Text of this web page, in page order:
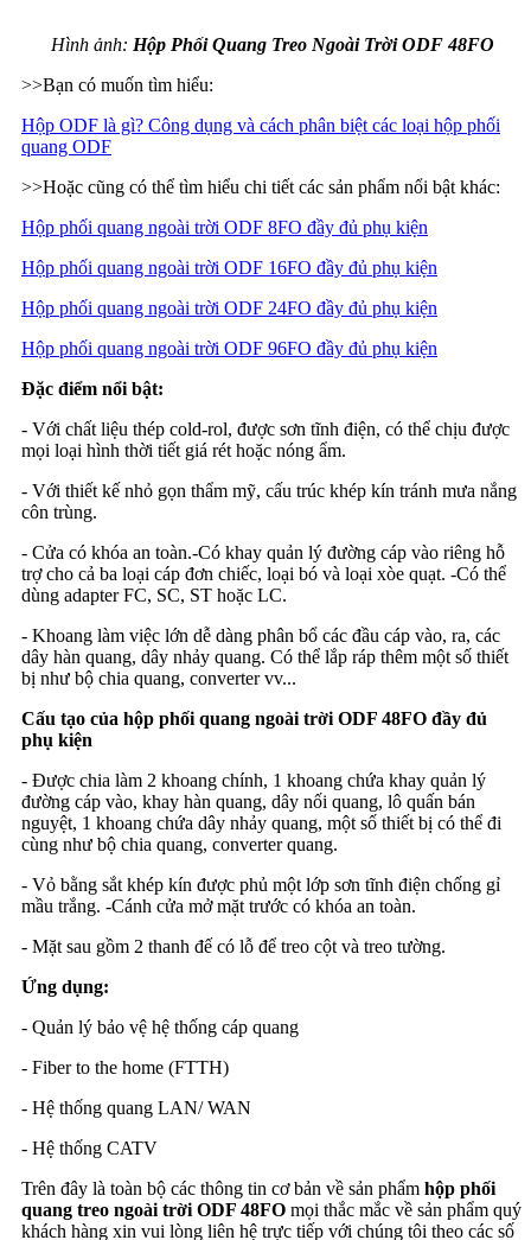
Hình ảnh: Hộp Phối Quang Treo Ngoài Trời ODF 48FO
>>Bạn có muốn tìm hiểu:
Hộp ODF là gì? Công dụng và cách phân biệt các loại hộp phối
quang ODF
>>Hoặc cũng có thể tìm hiểu chi tiết các sản phẩm nổi bật khác:
Hộp phối quang ngoài trời ODF 8FO đầy đủ phụ kiện
Hộp phối quang ngoài trời ODF 16FO đầy đủ phụ kiện
Hộp phối quang ngoài trời ODF 24FO đầy đủ phụ kiện
Hộp phối quang ngoài trời ODF 96FO đầy đủ phụ kiện
Đặc điểm nổi bật:
- Với chất liệu thép cold-rol, được sơn tĩnh điện, có thể chịu được
mọi loại hình thời tiết giá rét hoặc nóng ẩm.
- Với thiết kế nhỏ gọn thẩm mỹ, cấu trúc khép kín tránh mưa nắng
côn trùng.
- Cửa có khóa an toàn.-Có khay quản lý đường cáp vào riêng hỗ
trợ cho cả ba loại cáp đơn chiếc, loại bó và loại xòe quạt. -Có thể
dùng adapter FC, SC, ST hoặc LC.
- Khoang làm việc lớn dễ dàng phân bổ các đầu cáp vào, ra, các
dây hàn quang, dây nhảy quang. Có thể lắp ráp thêm một số thiết
bị như bộ chia quang, converter vv...
Cấu tạo của hộp phối quang ngoài trời ODF 48FO đầy đủ
phụ kiện
- Được chia làm 2 khoang chính, 1 khoang chứa khay quản lý
đường cáp vào, khay hàn quang, dây nối quang, lô quấn bán
nguyệt, 1 khoang chứa dây nhảy quang, một số thiết bị có thể đi
cùng như bộ chia quang, converter quang.
- Vỏ bằng sắt khép kín được phủ một lớp sơn tĩnh điện chống gỉ
mầu trắng. -Cánh cửa mở mặt trước có khóa an toàn.
- Mặt sau gồm 2 thanh đế có lỗ để treo cột và treo tường.
Ứng dụng:
- Quản lý bảo vệ hệ thống cáp quang
- Fiber to the home (FTTH)
- Hệ thống quang LAN/ WAN
- Hệ thống CATV
Trên đây là toàn bộ các thông tin cơ bản về sản phẩm hộp phối
quang treo ngoài trời ODF 48FO mọi thắc mắc về sản phẩm quý
khách hàng xin vui lòng liên hệ trực tiếp với chúng tôi theo các số